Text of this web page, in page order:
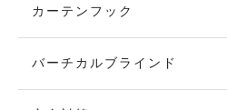
カーテンフック
バーチカルブラインド